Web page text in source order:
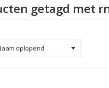
getagd met
oplopend